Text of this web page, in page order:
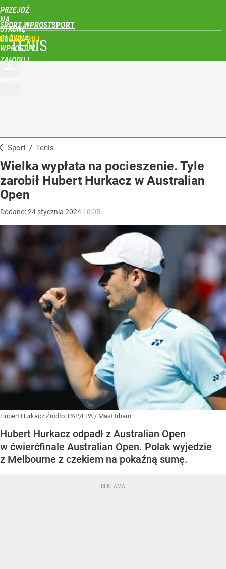
PRZEJDŹ
NA
STRONĘ
GŁÓWNĄ
WPROST.PL
SPORT WPROST
ZALOGUJ
TENIS
Sport / Tenis
Wielka wypłata na pocieszenie. Tyle
zarobił Hubert Hurkacz w Australian
Open
Dodano:24 stycznia 2024 10:05
Hubert Hurkacz Źródło: PAP/EPA / Mast Irham
Hubert Hurkacz odpadł z Australian Open
w ćwierćfinale Australian Open. Polak wyjedzie
z Melbourne z czekiem na pokaźną sumę.